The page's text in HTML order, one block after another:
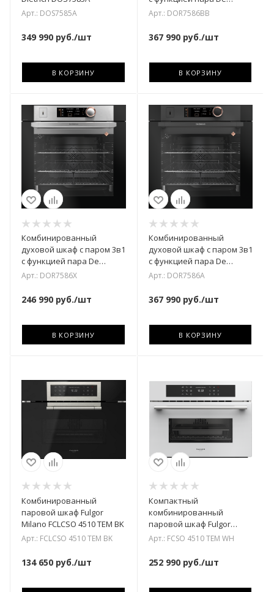
Арт.: DOS7585A
349 990 руб./шт
В КОРЗИНУ
Dietrich DOR7586BB
Арт.: DOR7586BB
367 990руб./шт
В КОРЗИНУ
Комбинированный
духовой шкаф с паром 3в1
с функцией пара De
Dietrich DOR7586X
Арт.: DOR7586X
246 990 руб./шт
В КОРЗИНУ
Комбинированный
духовой шкаф с паром 3в1
с функцией пара De
Dietrich DOR7586A
Арт.: DOR7586A
367 990руб./шт
В КОРЗИНУ
Комбинированный
паровой шкаф Fulgor
Milano FCLCSO 4510 TEM BK
Арт.: FCLCSO 4510 TEM BK
134 650 руб./шт
Компактный
комбинированный
паровой шкаф Fulgor
Milano FCSO 4510 TEM WH
Арт.: FCSO 4510 TEM WH
252 990руб./шт